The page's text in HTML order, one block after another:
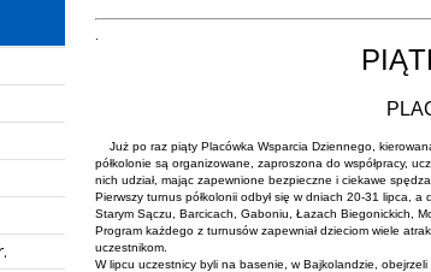
Treść
Już po raz piąty Placówka Wsparcia Dziennego,
półkolonie są organizowane, zaproszona do współpracy,
nich udział, mając zapewnione bezpieczne i ciekawe
Pierwszy turnus półkolonii odbył się w dniach 20-31 lipca,
Starym Sączu, Barcicach, Gaboniu, Łazach Biegonickich,
Program każdego z turnusów zapewniał dzieciom wiele
uczestnikom.
W lipcu uczestnicy byli na basenie, w Bajkolandzie, obejrzeli